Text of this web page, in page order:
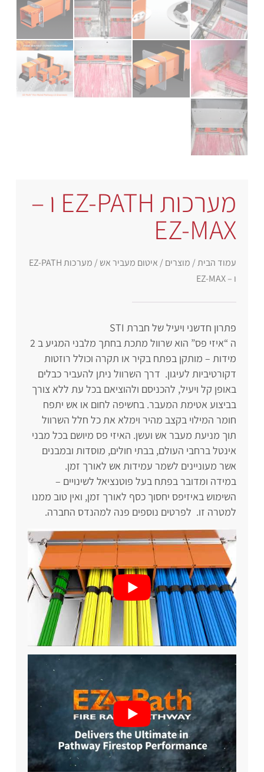
מערכות EZ-PATH ו –
EZ-MAX
עמוד הבית/מוצרים /איטום מעביר אש
/ מערכות EZ-PATH
ו – EZ-MAX
פתרון חדשני ויעיל של חברת STI
ה “איזי פס” הוא שרוול מתכת בחתך מלבני המגיע ב 2
מידות – מותקן בפתח בקיר או תקרה וכולל רוזטות
דקורטיביות לעיגון. דרך השרוול ניתן להעביר כבלים
באופן קל ויעיל, להכניסם ולהוציאם בכל עת ללא צורך
בביצוע אטימת המעבר. בחשיפה לחום או אש יתפח
חומר המילוי בקצב מהיר וימלא את כל חלל השרוול
תוך מניעת מעבר אש ועשן. האיזי פס מיושם בכל מבני
אינטל ברחבי העולם, בבתי חולים, מוסדות ובמבנים
אשר מעוניינים לשמר עמידות אש לאורך זמן.
במידה ומדובר בפתח בעל פוטנציאל לשינויים –
השימוש באיזיפס יחסוך כסף לאורך זמן, ואין טוב ממנו
למטרה זו. לפרטים נוספים פנה למהנדס החברה.